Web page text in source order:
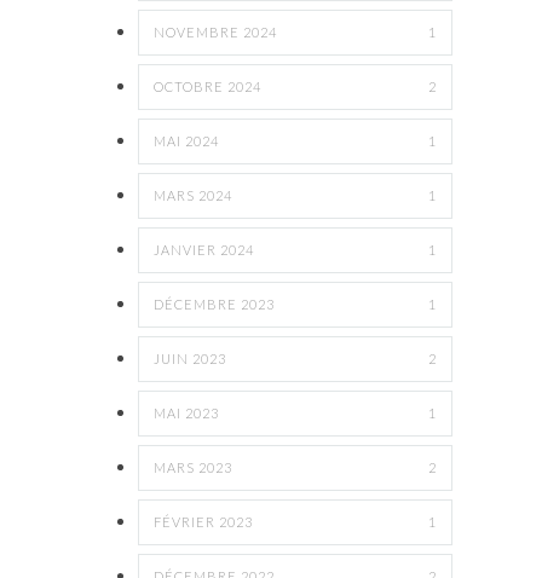
NOVEMBRE 2024 1
OCTOBRE 2024 2
MAI 2024 1
MARS 2024 1
JANVIER 2024 1
DÉCEMBRE 2023 1
JUIN 2023 2
MAI 2023 1
MARS 2023 2
FÉVRIER 2023 1